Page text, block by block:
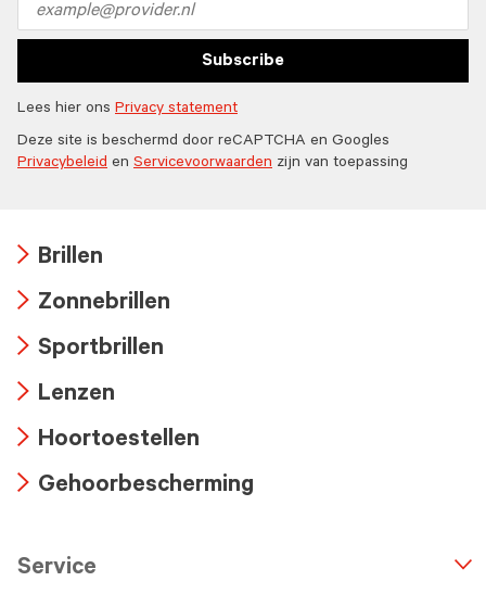
address
Subscribe
Lees hier ons Privacy statement
Deze site is beschermd door reCAPTCHA en Googles
Privacybeleid en Servicevoorwaarden zijn van toepassing
icon
Brillen
icon
Zonnebrillen
icon
Sportbrillen
icon
Lenzen
icon
Hoortoestellen
Gehoorbescherming
Service